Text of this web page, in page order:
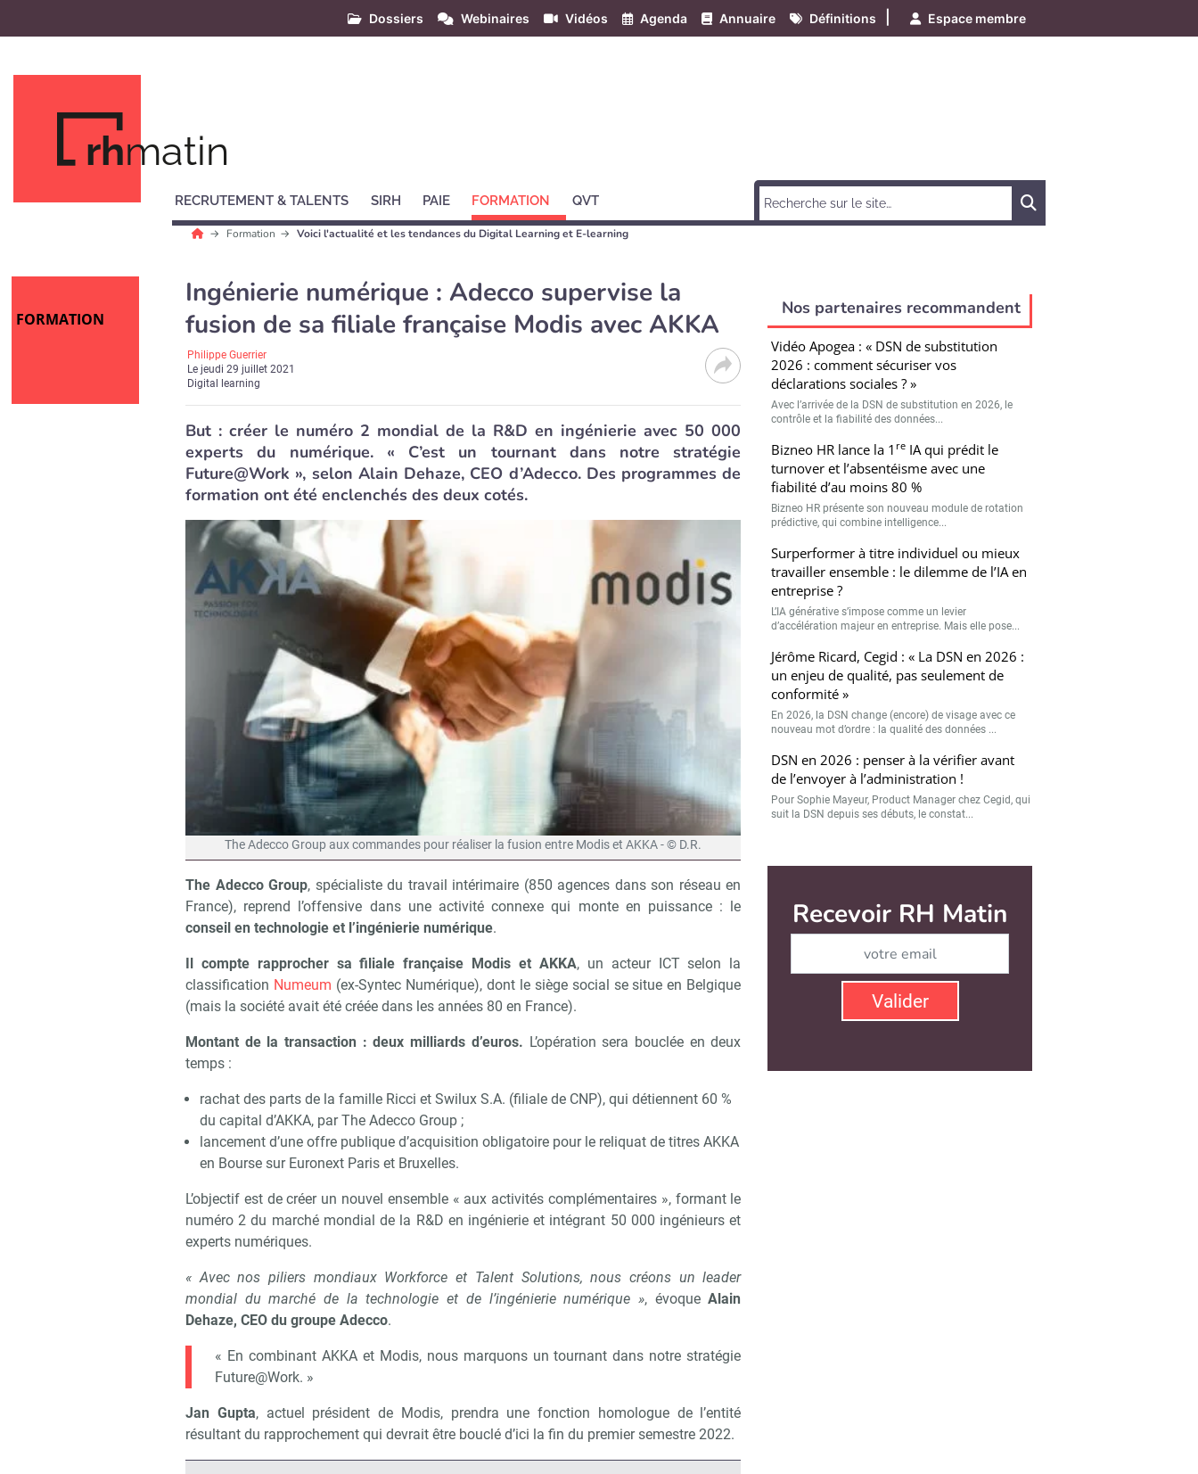
Dossiers Webinaires Vidéos Agenda Annuaire Définitions Espace membre
rhmatin
RECRUTEMENT & TALENTS SIRH PAIE FORMATION QVT
Formation Voici l'actualité et les tendances du Digital Learning et E-learning
FORMATION
Ingénierie numérique : Adecco supervise la
fusion de sa filiale française Modis avec AKKA
Philippe Guerrier
Lejeudi 29 juillet 2021
Digital learning
But : créer le numéro 2 mondial de la R&D en ingénierie avec 50 000
experts du numérique. « C’est un tournant dans notre stratégie
Future@Work », selon Alain Dehaze, CEO d’Adecco. Des programmes de
formation ont été enclenchés des deux cotés.
The Adecco Group aux commandes pour réaliser la fusion entre Modis et AKKA - © D.R.
The Adecco Group, spécialiste du travail intérimaire (850 agences dans son réseau en
France), reprend l’offensive dans une activité connexe qui monte en puissance : le
conseil en technologie et l’ingénierie numérique.
Il compte rapprocher sa filiale française Modis et AKKA, un acteur ICT selon la
classification Numeum (ex-Syntec Numérique), dont le siège social se situe en Belgique
(mais la société avait été créée dans les années 80 en France).
Montant de la transaction : deux milliards d’euros. L’opération sera bouclée en deux
temps :
rachat des parts de la famille Ricci et Swilux S.A. (filiale de CNP), qui détiennent 60 %
du capital d’AKKA, par The Adecco Group ;
lancement d’une offre publique d’acquisition obligatoire pour le reliquat de titres AKKA
en Bourse sur Euronext Paris et Bruxelles.
L’objectif est de créer un nouvel ensemble « aux activités complémentaires », formant le
numéro 2 du marché mondial de la R&D en ingénierie et intégrant 50 000 ingénieurs et
experts numériques.
« Avec nos piliers mondiaux Workforce et Talent Solutions, nous créons un leader
mondial du marché de la technologie et de l’ingénierie numérique », évoqueAlain
Dehaze, CEO du groupe Adecco.
« En combinant AKKA et Modis, nous marquons un tournant dans notre stratégie
Future@Work. »
Jan Gupta, actuel président de Modis, prendra une fonction homologue de l’entité
résultant du rapprochement qui devrait être bouclé d’ici la fin du premier semestre 2022.
Nos partenaires recommandent
Vidéo Apogea : « DSN de substitution
2026 : comment sécuriser vos
déclarations sociales ? »
Avec l’arrivée de la DSN de substitution en 2026, le
contrôle et la fiabilité des données...
Bizneo HR lance la 1 reIA qui prédit le
turnover et l’absentéisme avec une
fiabilité d’au moins 80 %
Bizneo HR présente son nouveau module de rotation
prédictive, qui combine intelligence...
Surperformer à titre individuel ou mieux
travailler ensemble : le dilemme de l’IA en
entreprise ?
L’IA générative s’impose comme un levier
d’accélération majeur en entreprise. Mais elle pose...
Jérôme Ricard, Cegid : « La DSN en 2026 :
un enjeu de qualité, pas seulement de
conformité »
En 2026, la DSN change (encore) de visage avec ce
nouveau mot d’ordre : la qualité des données ...
DSN en 2026 : penser à la vérifier avant
de l’envoyer à l’administration !
Pour Sophie Mayeur, Product Manager chez Cegid, qui
suit la DSN depuis ses débuts, le constat...